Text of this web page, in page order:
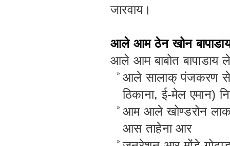
जारवाय।
आले आम ठेन खोन बापाडाय
आले आम बाबोत बापाडाय ले
» आले सालाक् पंजकरण से
ठिकाना, ई-मेल एमान)
» आम आले खोण्डरोन
आस ताहेना आर
»